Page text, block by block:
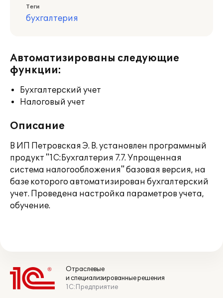
Теги
бухгалтерия
Автоматизированы следующие
функции:
Бухгалтерский учет
Налоговый учет
Описание
В ИП Петровская Э. В. установлен программный
продукт "1С:Бухгалтерия 7.7. Упрощенная
система налогообложения" базовая версия, на
базе которого автоматизирован бухгалтерский
учет. Проведена настройка параметров учета,
обучение.
Отраслевые
и специализированные решения
1С:Предприятие